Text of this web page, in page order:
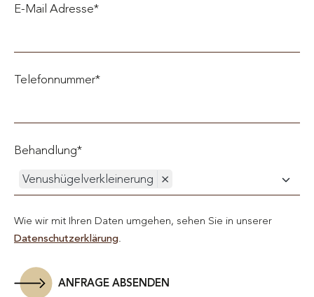
E-Mail Adresse*
Telefonnummer*
Behandlung*
Venushügelverkleinerung ×
Wie wir mit Ihren Daten umgehen, sehen Sie in unserer
Datenschutzerklärung.
ANFRAGE ABSENDEN